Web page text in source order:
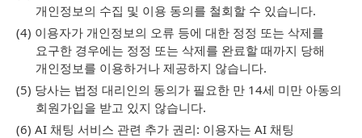
개인정보의 수집 및 이용 동의를 철회할 수 있습니다.
(4) 이용자가 개인정보의 오류 등에 대한 정정 또는 삭제를
요구한 경우에는 정정 또는 삭제를 완료할 때까지 당해
개인정보를 이용하거나 제공하지 않습니다.
(5) 당사는 법정 대리인의 동의가 필요한 만 14세 미만 아동의
회원가입을 받고 있지 않습니다.
(6) AI 채팅 서비스 관련 추가 권리: 이용자는 AI 채팅